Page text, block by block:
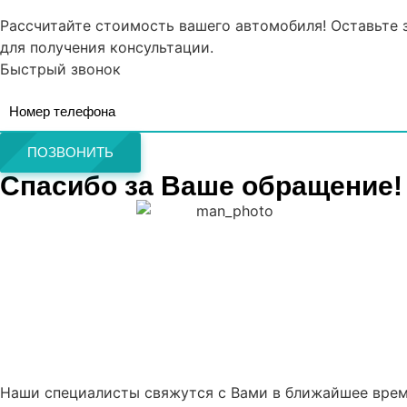
Рассчитайте стоимость вашего автомобиля! Оставьте
для получения консультации.
Быстрый звонок
ПОЗВОНИТЬ
Спасибо за Ваше обращение!
Наши специалисты свяжутся с Вами в ближайшее